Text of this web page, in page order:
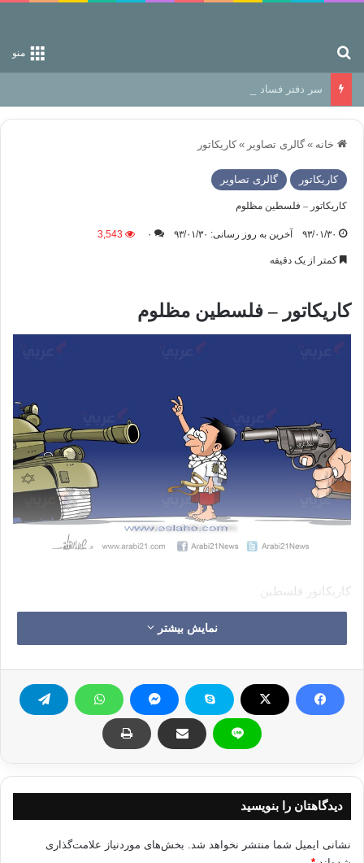
منو
سر دفتر فساد در زمین‌، دوری وکناره‌گیری از راه خداست‌!
خانه » گالری تصاویر » کاریکاتور
کاریکاتور گالری تصاویر
کاریکاتور – فلسطین مظلوم
۹۳/۰۱/۳۰ آخرین به روز رسانی: ۹۳/۰۱/۳۰ ۰ 3,543
کمتر از یک دقیقه
کاریکاتور – فلسطین مظلوم
کاریکاتور فلسطین
کپی آدرس
نمایش بیشتر
دیدگاهتان را بنویسید
نشانی ایمیل شما منتشر نخواهد شد. بخش‌های موردنیاز علامت‌گذاری